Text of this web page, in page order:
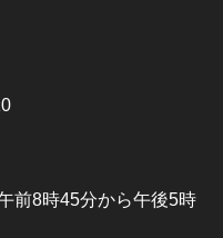
前8時45分から午後5時